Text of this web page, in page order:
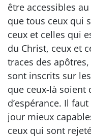
être accessibles
que tous ceux qui
ceux et celles qui
du Christ, ceux et
traces des
sont inscrits sur
que ceux-là soient
d’espérance. Il
jour mieux
ceux qui sont